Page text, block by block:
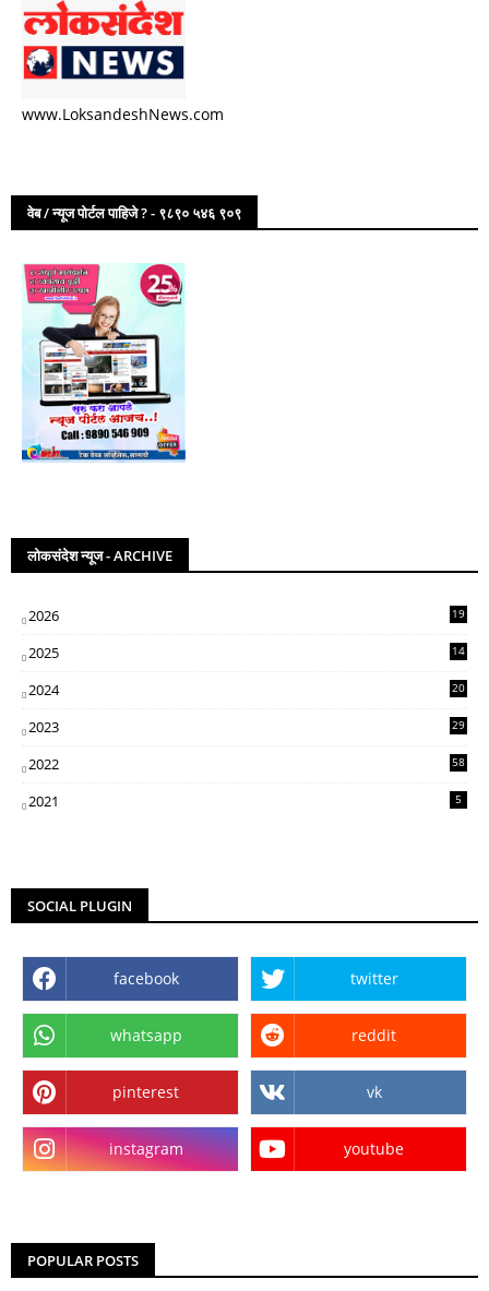
www.LoksandeshNews.com
वेब / न्यूज पोर्टल पाहिजे ? - ९८९० ५४६ ९०९
लोकसंदेश न्यूज - ARCHIVE
2026 19
2025
14
2024
20
2023
29
2022
58
2021 5
SOCIAL PLUGIN
facebook twitter
whatsapp reddit
pinterest vk
instagram youtube
POPULAR POSTS